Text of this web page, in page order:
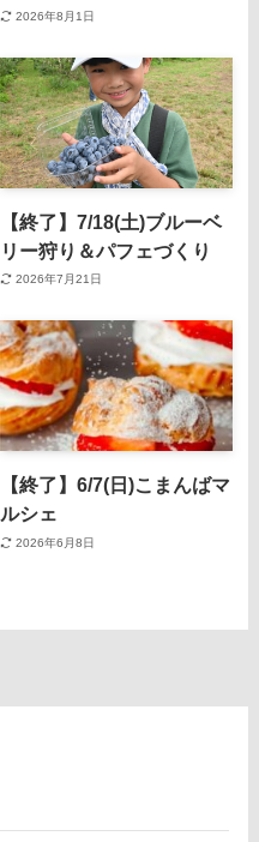
2026年8月1日
【終了】7/18(土)ブルーベ
リー狩り＆パフェづくり
2026年7月21日
【終了】6/7(日)こまんばマ
ルシェ
2026年6月8日